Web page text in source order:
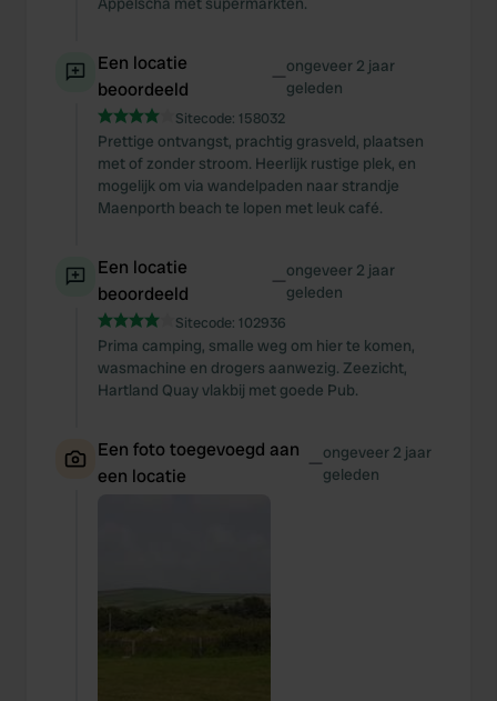
Een locatie
beoordeeld
—ongeveer 2 jaar
geleden
Sitecode: 158032
Prettige ontvangst, prachtig grasveld, plaatsen
met of zonder stroom. Heerlijk rustige plek, en
mogelijk om via wandelpaden naar strandje
Maenporth beach te lopen met leuk café.
Een locatie
beoordeeld
—ongeveer 2 jaar
geleden
Sitecode: 102936
Prima camping, smalle weg om hier te komen,
wasmachine en drogers aanwezig. Zeezicht,
Hartland Quay vlakbij met goede Pub.
Een foto toegevoegd aan
een locatie
—ongeveer 2 jaar
geleden